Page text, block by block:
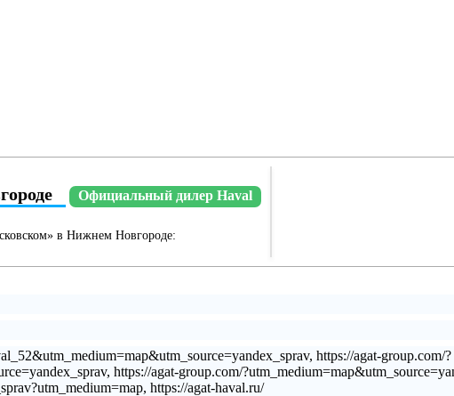
Официальный дилер Haval
в Нижнем Новгороде:
https://agat-group.com/?
https://agat-group.com/
https://agat-haval.ru/